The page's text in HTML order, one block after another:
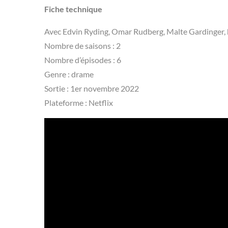
Fiche technique
Avec Edvin Ryding, Omar Rudberg, Malte
Nombre de saisons : 2
Nombre d’épisodes : 6
Genre : drame
Sortie : 1er novembre 2022
Plateforme : Netflix